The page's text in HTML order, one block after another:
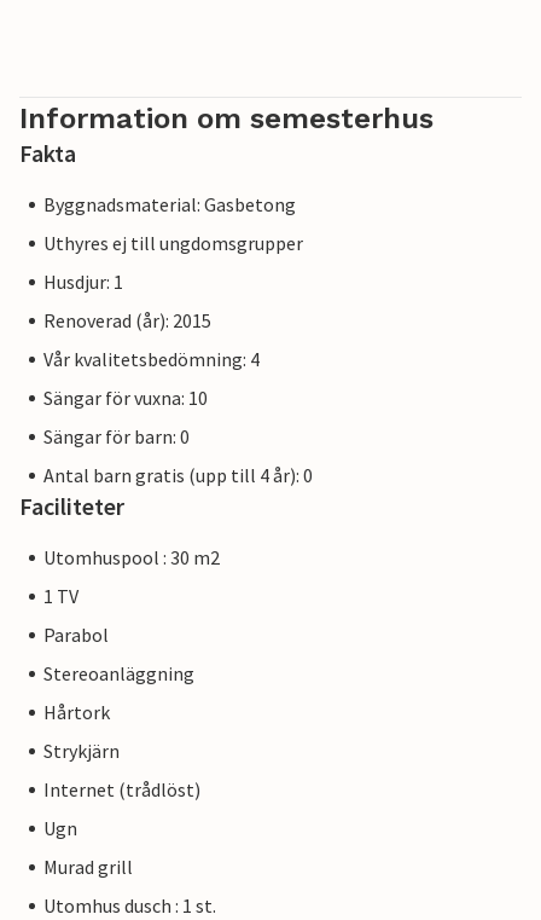
hisnande vikarna och det kristallklara vattnet.
Information om semesterhus
Fakta
Byggnadsmaterial: Gasbetong
Uthyres ej till ungdomsgrupper
Husdjur: 1
Renoverad (år): 2015
Vår kvalitetsbedömning: 4
Sängar för vuxna: 10
Sängar för barn: 0
Antal barn gratis (upp till 4 år): 0
Faciliteter
Utomhuspool : 30 m2
1 TV
Parabol
Stereoanläggning
Hårtork
Strykjärn
Internet (trådlöst)
Ugn
Murad grill
Utomhus dusch : 1 st.